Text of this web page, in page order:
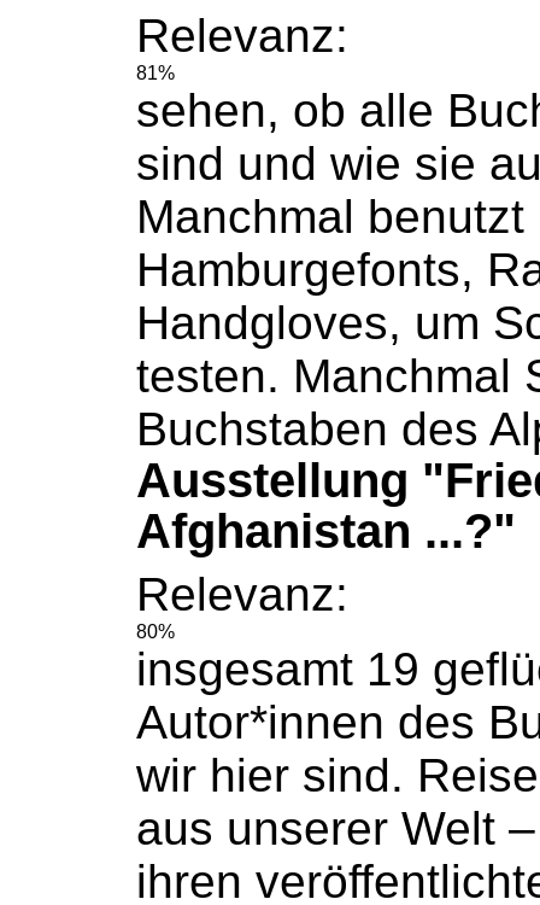
Relevanz:
81%
sehen, ob alle
sind und wie sie
Manchmal
Hamburgefonts,
Handgloves, um
testen. Manchmal
Buchstaben des
Ausstellung
Afghanistan ...?"
Relevanz:
80%
insgesamt 19
Autor*innen des
wir hier sind.
aus unserer Welt
ihren